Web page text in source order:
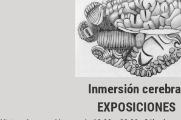
Inmersión cerebral
EXPOSICIONES